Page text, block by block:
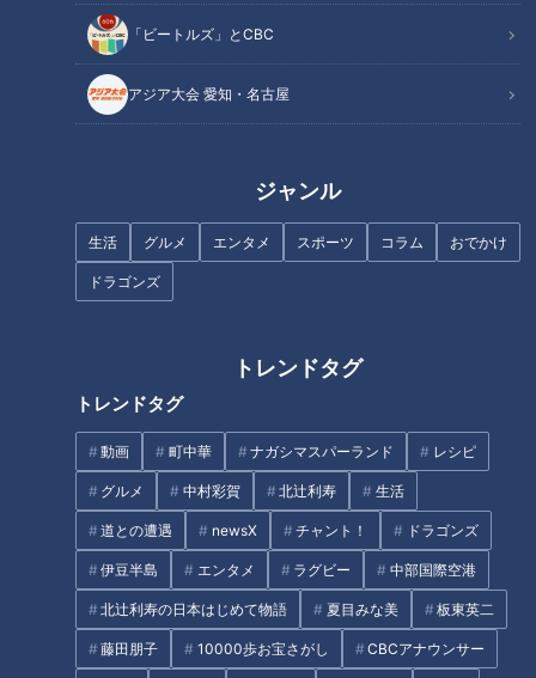
「ビートルズ」とCBC
アジア大会 愛知・名古屋
ジャンル
生活 グルメ エンタメ スポーツ コラム おでかけ
ドラゴンズ
トレンドタグ
トレンドタグ
動画 町中華 ナガシマスパーランド レシピ
グルメ 中村彩賀 北辻利寿 生活
道との遭遇 newsX チャント！ ドラゴンズ
伊豆半島 エンタメ ラグビー 中部国際空港
北辻利寿の日本はじめて物語 夏目みな美 板東英二
藤田朋子 10000歩お宝さがし CBCアナウンサー
スウセラ 卓上加湿器 ¥2,970（2月22日時点）
スウセラ 歯ブラシ立て ¥1,870（2月22日時点）
スウセラ 卓上加湿器 ¥2,970（2月22日時点）
「スウセラシリーズ」は、吸水性と蒸発性に優れた陶器原料。